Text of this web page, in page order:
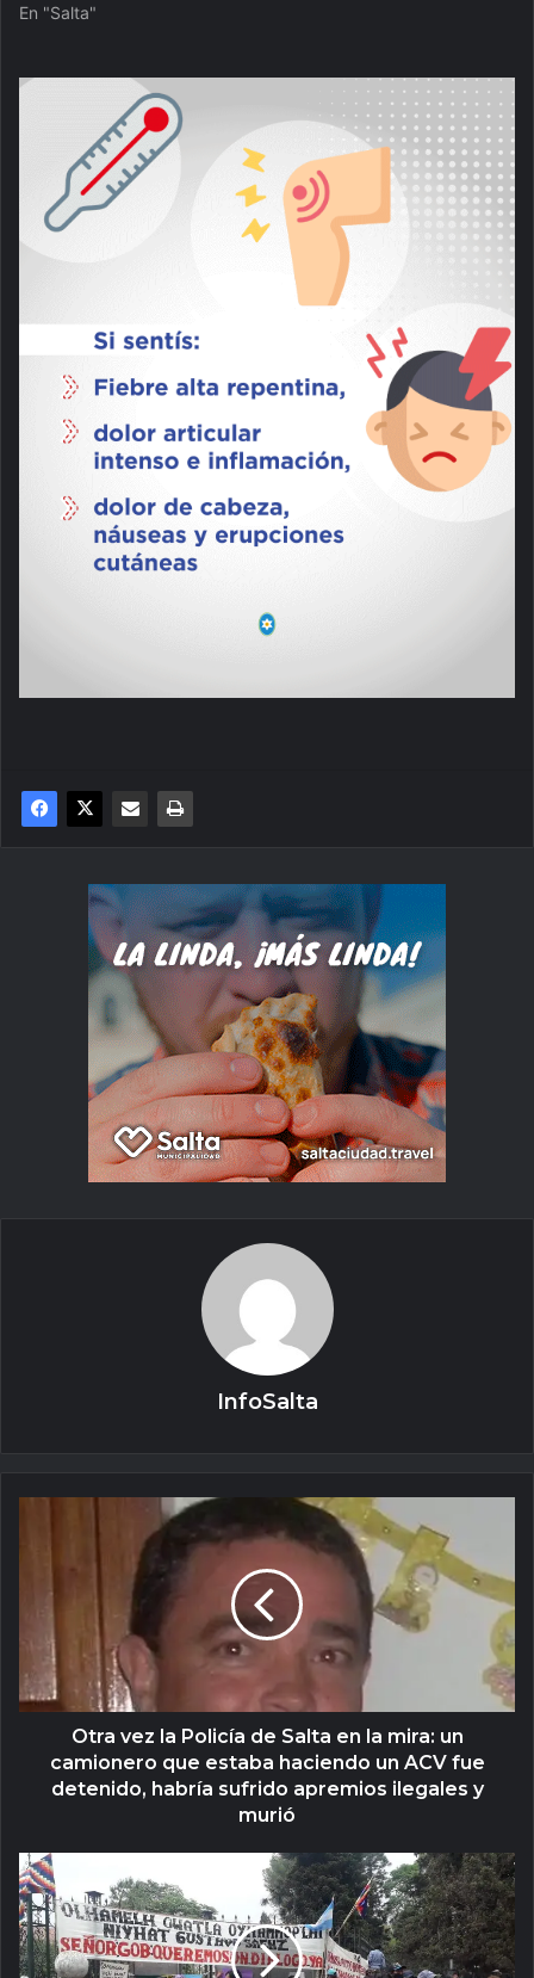
En "Salta"
InfoSalta
Otra vez la Policía de Salta en la mira: un
camionero que estaba haciendo un ACV fue
detenido, habría sufrido apremios ilegales y
murió